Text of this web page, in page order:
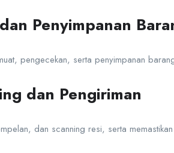
Penyimpanan
pengecekan, serta penyimpanan
dan Pengiriman
dan scanning resi, serta